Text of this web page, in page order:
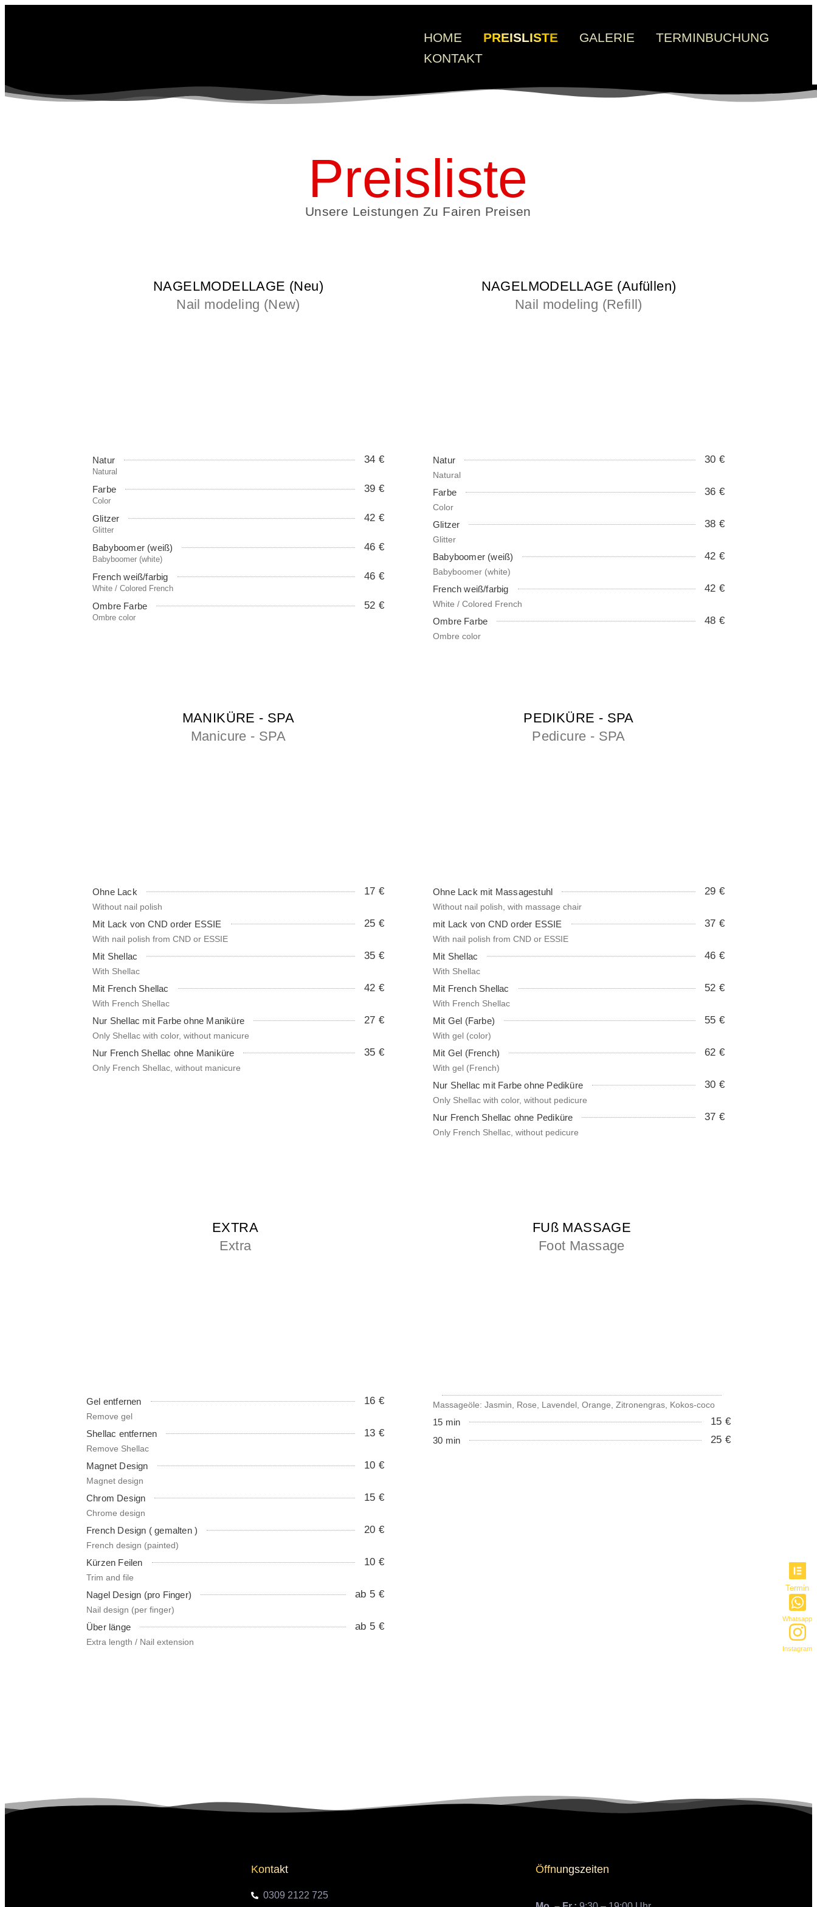
HOME PREISLISTE GALERIE
TERMINBUCHUNG
KONTAKT
Preisliste
Unsere Leistungen Zu Fairen Preisen
NAGELMODELLAGE (Neu)
Nail modeling (New)
Natur 34 €
Natural
Farbe 39 €
Color
Glitzer 42 €
Glitter
Babyboomer (weiß) 46 €
Babyboomer (white)
French weiß/farbig 46 €
White / Colored French
Ombre Farbe 52 €
Ombre color
NAGELMODELLAGE (Aufüllen)
Nail modeling (Refill)
Natur 30 €
Natural
Farbe 36 €
Color
Glitzer 38 €
Glitter
Babyboomer (weiß) 42 €
Babyboomer (white)
French weiß/farbig 42 €
White / Colored French
Ombre Farbe 48 €
Ombre color
MANIKÜRE - SPA
Manicure - SPA
Ohne Lack 17 €
Without nail polish
Mit Lack von CND order ESSIE 25 €
With nail polish from CND or ESSIE
Mit Shellac 35 €
With Shellac
Mit French Shellac 42 €
With French Shellac
Nur Shellac mit Farbe ohne Maniküre 27 €
Only Shellac with color, without manicure
Nur French Shellac ohne Maniküre 35 €
Only French Shellac, without manicure
PEDIKÜRE - SPA
Pedicure - SPA
Ohne Lack mit Massagestuhl 29 €
Without nail polish, with massage chair
mit Lack von CND order ESSIE 37 €
With nail polish from CND or ESSIE
Mit Shellac 46 €
With Shellac
Mit French Shellac 52 €
With French Shellac
Mit Gel (Farbe) 55 €
With gel (color)
Mit Gel (French) 62 €
With gel (French)
Nur Shellac mit Farbe ohne Pediküre 30 €
Only Shellac with color, without pedicure
Nur French Shellac ohne Pediküre 37 €
Only French Shellac, without pedicure
EXTRA
Extra
Gel entfernen 16 €
Remove gel
Shellac entfernen 13 €
Remove Shellac
Magnet Design 10 €
Magnet design
Chrom Design 15 €
Chrome design
French Design ( gemalten ) 20 €
French design (painted)
Kürzen Feilen 10 €
Trim and file
Nagel Design (pro Finger) ab 5 €
Nail design (per finger)
Über länge ab 5 €
Extra length / Nail extension
FUß MASSAGE
Foot Massage
Massageöle: Jasmin, Rose, Lavendel, Orange, Zitronengras, Kokos-coco
15 min 15 €
30 min 25 €
Kontakt
0309 2122 725
Öffnungszeiten
Termin
Whatsapp
Instagram